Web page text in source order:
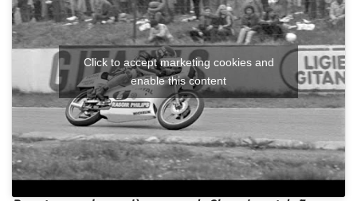
PRESSE
accéder à la billetterie
Click to accept marketing cookies and
enable this content